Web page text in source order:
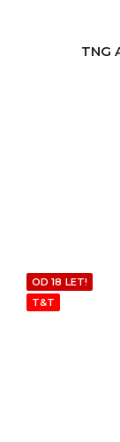
TNG
OD 18 LET!
T&T